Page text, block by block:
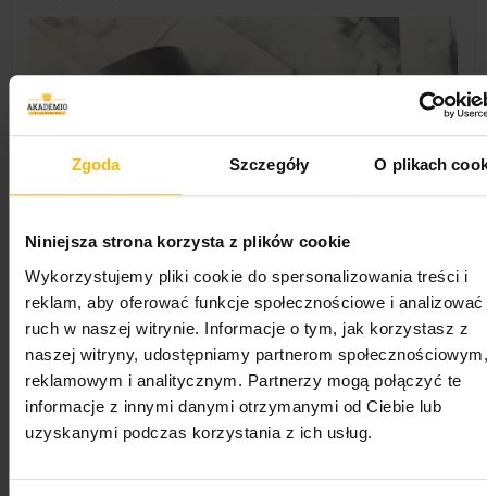
Zgoda Szczegóły O plikach
Niniejsza strona korzysta z plików cookie
Wykorzystujemy pliki cookie do spersonalizowania treści i
reklam, aby oferować funkcje społecznościowe i analizować
ruch w naszej witrynie. Informacje o tym, jak korzystasz z
naszej witryny, udostępniamy partnerom społecznościowym,
reklamowym i analitycznym. Partnerzy mogą połączyć te
informacje z innymi danymi otrzymanymi od Ciebie lub
uzyskanymi podczas korzystania z ich usług.
Dlaczego warto się zapisać?
Wybierając nasz kurs zyskujesz:
Zrozumienie:objaśniamy wszystko na
przystępnych przykładach, od podstaw, do
Dokumentacja:otrzymasz certyfikat oraz inne